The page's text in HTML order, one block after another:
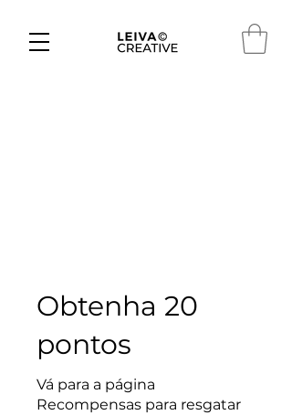
Obtenha 20
pontos
Vá para a página
Recompensas para resgatar